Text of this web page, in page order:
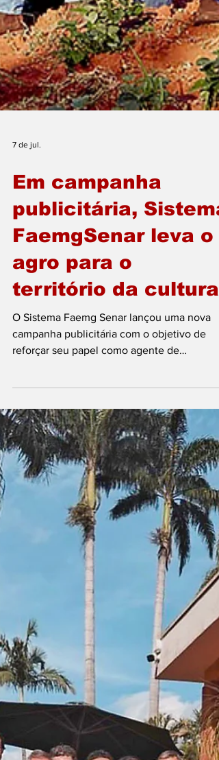
Em campanha
publicitária, Sistema
FaemgSenar leva o
agro para o
território da cultura
O Sistema Faemg Senar lançou uma nova
campanha publicitária com o objetivo de
transformação no campo. A proposta é
mostrar a jornada real do produtor rural
mineiro, destacando o cotidiano de quem
enfrenta desafios, busca conhecimento,
supera adversidades e contribui para a
geração de riqueza em Minas Gerais. Com
linguagem conectada à cultura do campo, a
campanha aposta na música sertaneja para
aproximar a mensagem do público de forma